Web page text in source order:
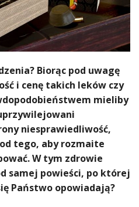
Biorąc pod uwagę
i cenę takich leków czy
mieliby
niesprawiedliwość,
tego, aby rozmaite
W tym zdrowie
samej powieści, po której
Państwo opowiadają?